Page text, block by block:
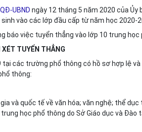
UBND ngày 12 tháng 5 năm 2020 của Ủy
vào các lớp đầu cấp từ năm học 2020-
báo việc tuyển thẳng vào lớp 10 trung
XÉT TUYỂN THẲNG
tại các trường phổ thông có hồ sơ hợp lệ
thông:
và quốc tế về văn hóa; văn nghệ; thể
học phổ thông do Sở Giáo dục và Đào